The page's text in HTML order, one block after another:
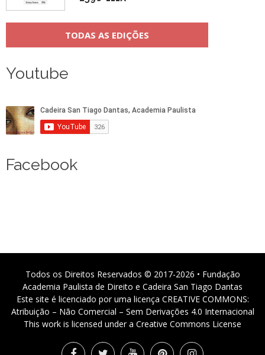
TODAS AS EDIÇÕES
Youtube
Facebook
Todos os Direitos Reservados © 2017-2026 • Fundação
Academia Paulista de Direito e Cadeira San Tiago Dantas
Este site é licenciado por uma licença CREATIVE COMMONS:
Atribuição – Não Comercial – Sem Derivações 4.0 Internacional
This work is licensed under a Creative Commons License